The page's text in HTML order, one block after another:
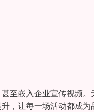
至嵌入企业宣传视频。
，让每一场活动都成为